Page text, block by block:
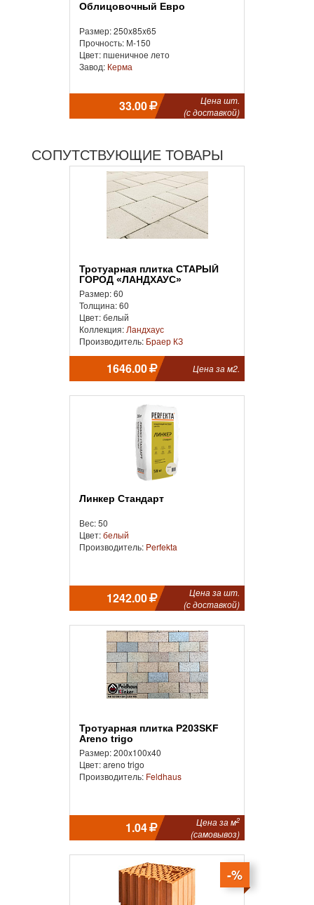
Облицовочный Евро
Размер: 250x85x65
Прочность: М-150
Цвет: пшеничное лето
Завод: Керма
33.00
Цена шт.
(с доставкой)
СОПУТСТВУЮЩИЕ ТОВАРЫ
Тротуарная плитка СТАРЫЙ
ГОРОД «ЛАНДХАУС»
Размер: 60
Толщина: 60
Цвет: белый
Коллекция: Ландхаус
Производитель: Браер КЗ
1646.00 Цена за м2.
Линкер Стандарт
Вес: 50
Цвет:белый
Производитель: Perfekta
1242.00
Цена за шт.
(с доставкой)
Тротуарная плитка P203SKF
Areno trigo
Размер: 200x100x40
Цвет: areno trigo
Производитель: Feldhaus
1.04 Цена за м2
(самовывоз)
-%